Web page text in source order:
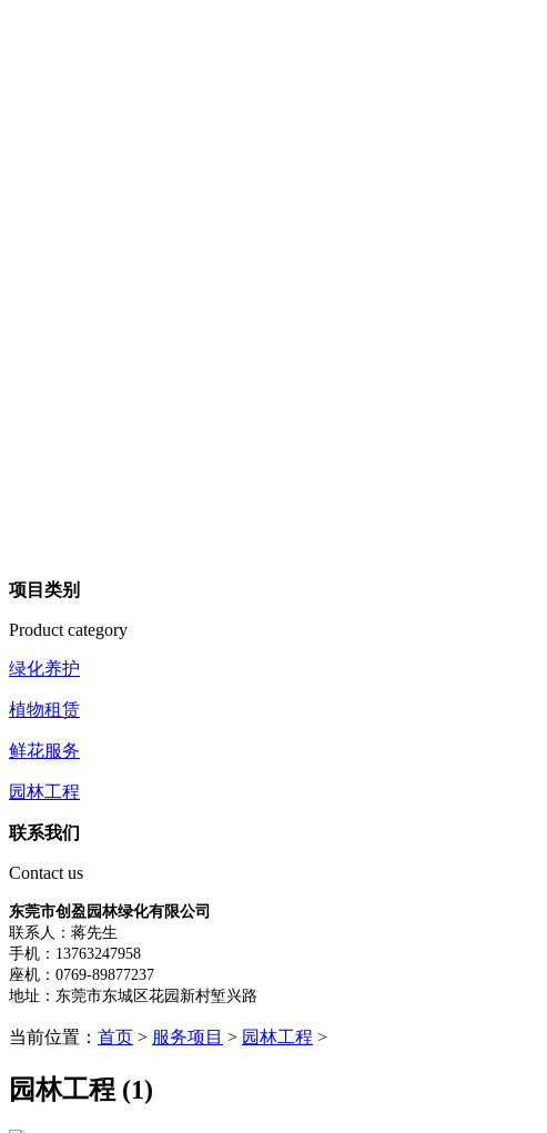
项目类别
Product category
绿化养护
植物租赁
鲜花服务
园林工程
联系我们
Contact us
东莞市创盈园林绿化有限公司
联系人：蒋先生
手机：13763247958
座机：0769-89877237
地址：东莞市东城区花园新村堑兴路
当前位置： 首页 > 服务项目 > 园林工程 >
园林工程 (1)